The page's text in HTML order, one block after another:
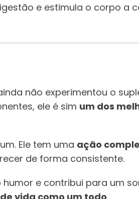
e estimula o corpo a
não experimentou o
ele é sim um dos
Ele tem uma ação
de forma consistente.
e contribui para um